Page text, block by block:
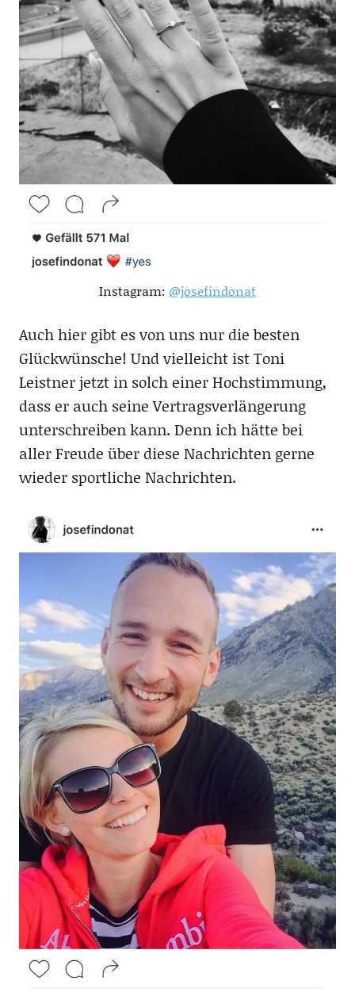
Instagram: @josefindonat
Auch hier gibt es von uns nur die besten
Glückwünsche! Und vielleicht ist Toni
Leistner jetzt in solch einer Hochstimmung,
dass er auch seine Vertragsverlängerung
unterschreiben kann. Denn ich hätte bei
aller Freude über diese Nachrichten gerne
wieder sportliche Nachrichten.